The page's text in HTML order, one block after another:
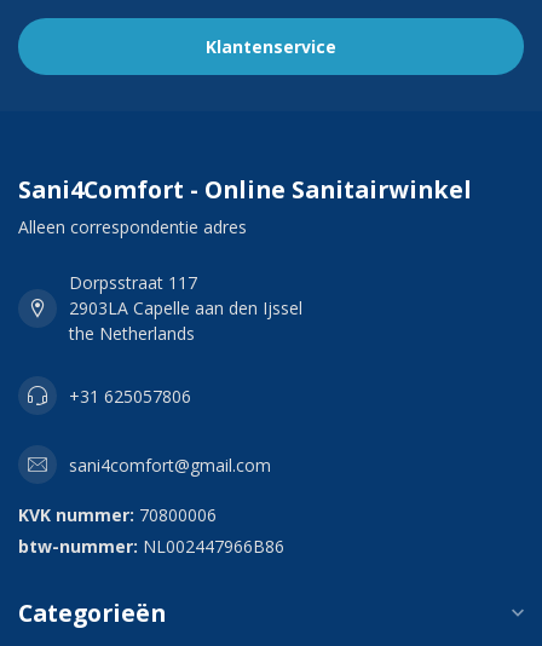
Klantenservice
Sani4Comfort - Online Sanitairwinkel
Alleen correspondentie adres
Dorpsstraat 117
2903LA Capelle aan den Ijssel
the Netherlands
+31 625057806
sani4comfort@gmail.com
KVK nummer: 70800006
btw-nummer: NL002447966B86
Categorieën